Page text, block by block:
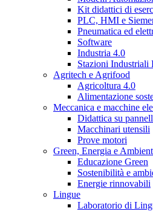
Kit didattici di
PLC, HMI e
Pneumatica ed
Software
Industria 4.0
Stazioni Industriali
Agritech e Agrifood
Agricoltura 4.0
Alimentazione
Meccanica e macchine
Didattica su
Macchinari utensili
Prove motori
Green, Energia e
Educazione Green
Sostenibilità e
Energie rinnovabili
Lingue
Laboratorio di